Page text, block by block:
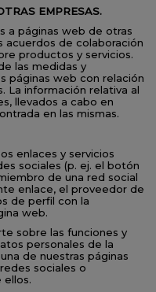
EMPRESAS.
a páginas web de otras
acuerdos de colaboración
productos y servicios.
las medidas y
páginas web con relación
La información relativa al
llevados a cabo en
en las mismas.
enlaces y servicios
sociales (p. ej. el botón
de una red social
enlace, el proveedor de
de perfil con la
web.
sobre las funciones y
personales de la
de nuestras páginas
sociales o
ellos.